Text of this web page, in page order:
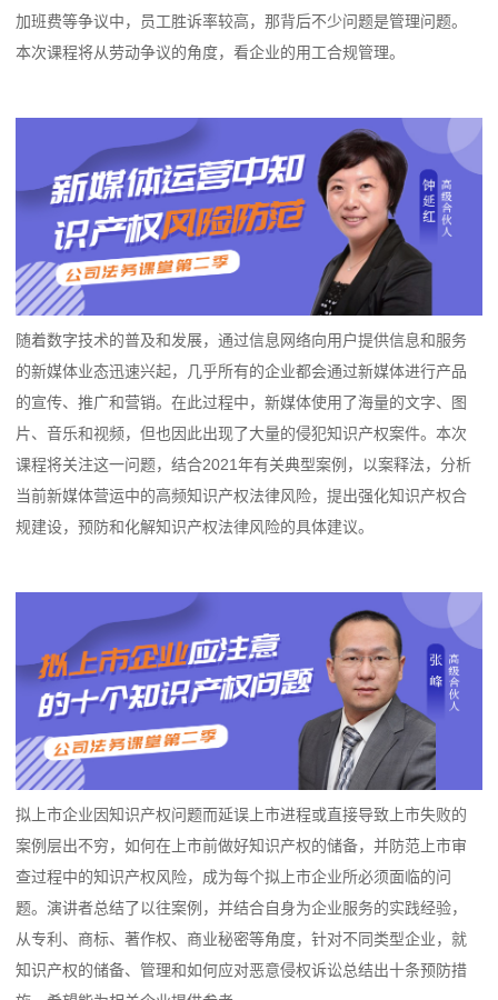
加班费等争议中，员工胜诉率较高，那背后不少问题是管理问题。
本次课程将从劳动争议的角度，看企业的用工合规管理。
随着数字技术的普及和发展，通过信息网络向用户提供信息和服务
的新媒体业态迅速兴起，几乎所有的企业都会通过新媒体进行产品
的宣传、推广和营销。在此过程中，新媒体使用了海量的文字、图
片、音乐和视频，但也因此出现了大量的侵犯知识产权案件。本次
课程将关注这一问题，结合2021年有关典型案例，以案释法，分析
当前新媒体营运中的高频知识产权法律风险，提出强化知识产权合
规建设，预防和化解知识产权法律风险的具体建议。
拟上市企业因知识产权问题而延误上市进程或直接导致上市失败的
案例层出不穷，如何在上市前做好知识产权的储备，并防范上市审
查过程中的知识产权风险，成为每个拟上市企业所必须面临的问
题。演讲者总结了以往案例，并结合自身为企业服务的实践经验，
从专利、商标、著作权、商业秘密等角度，针对不同类型企业，就
知识产权的储备、管理和如何应对恶意侵权诉讼总结出十条预防措